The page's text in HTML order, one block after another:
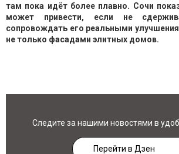
там пока идёт более плавно. Сочи
может привести, если не
сопровождать его реальными
не только фасадами элитных домов.
Следите за нашими новостями в
Перейти в Дзен